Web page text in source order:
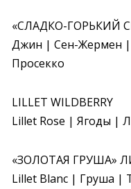
«СЛАДКО-ГОРЬКИЙ
Джин | Сен-Жермен
Просекко
LILLET WILDBERRY
Lillet Rose | Ягоды |
«ЗОЛОТАЯ ГРУША»
Lillet Blanc | Груша